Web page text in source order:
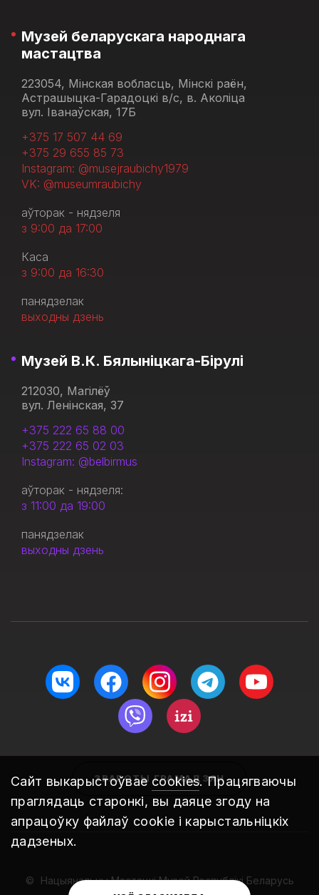
Сайт выкарыстоўвае cookies. Працягваючы
праглядаць старонкі, вы даяце згоду на
апрацоўку файлаў cookie і карыстальніцкіх
дадзеных.
Музей беларускага народнага
мастацтва
223054, Мінская вобласць, Мінскі раён,
Астрашыцка-Гарадоцкі в/с, в. Аколіца
вул. Іванаўская, 17Б
+375 17 507 44 69
+375 29 655 85 73
Instagram: @musejraubichy1979
VK: @museumraubichy
аўторак - нядзеля
з 9:00 да 17:00
Каса
з 9:00 да 16:30
панядзелак
выходны дзень
Музей В.К. Бялыніцкага-Бірулі
212030, Магілёў
вул. Ленінская, 37
+375 222 65 88 00
+375 222 65 02 03
Instagram: @belbirmus
аўторак - нядзеля:
з 11:00 да 19:00
панядзелак
выходны дзень
ЗВАРОТЫ ГРАМАДЗЯН
Нацыянальны Мастацкі Музей Рэспублікі Беларусь
2010 – 2026